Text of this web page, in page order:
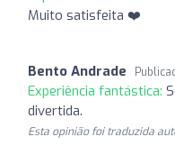
Muito satisfeita ❤️
Bento Andrade
Experiência fantástica:
divertida.
Esta opinião foi traduzida